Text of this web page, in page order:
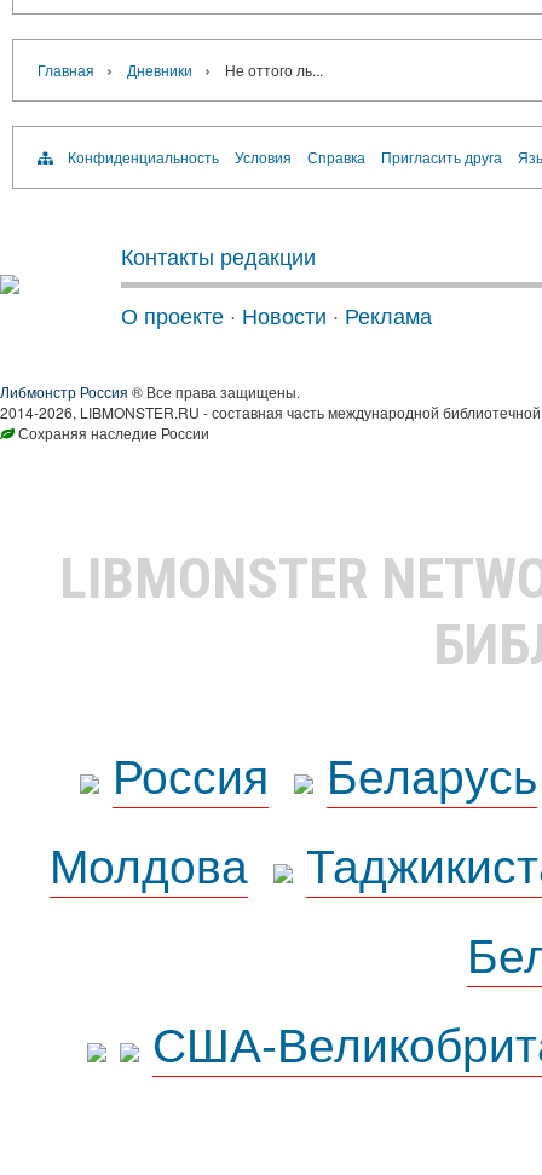
Главная › Дневники › Не оттого ль...
Конфиденциальность Условия Справка Пригласить друга
Контакты редакции
О проекте · Новости · Реклама
Либмонстр Россия ® Все права защищены.
2014-2026, LIBMONSTER.RU - составная часть международной
Сохраняя наследие России
LIBMONSTER
Россия
Беларусь
Молдова
США-